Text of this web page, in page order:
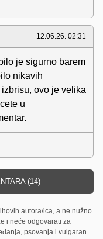
12.06.26. 02:31
je sigurno barem
nikavih
ovo je velika
u
(14)
autora/ica, a ne nužno
i neće odgovarati za
psovanja i vulgaran